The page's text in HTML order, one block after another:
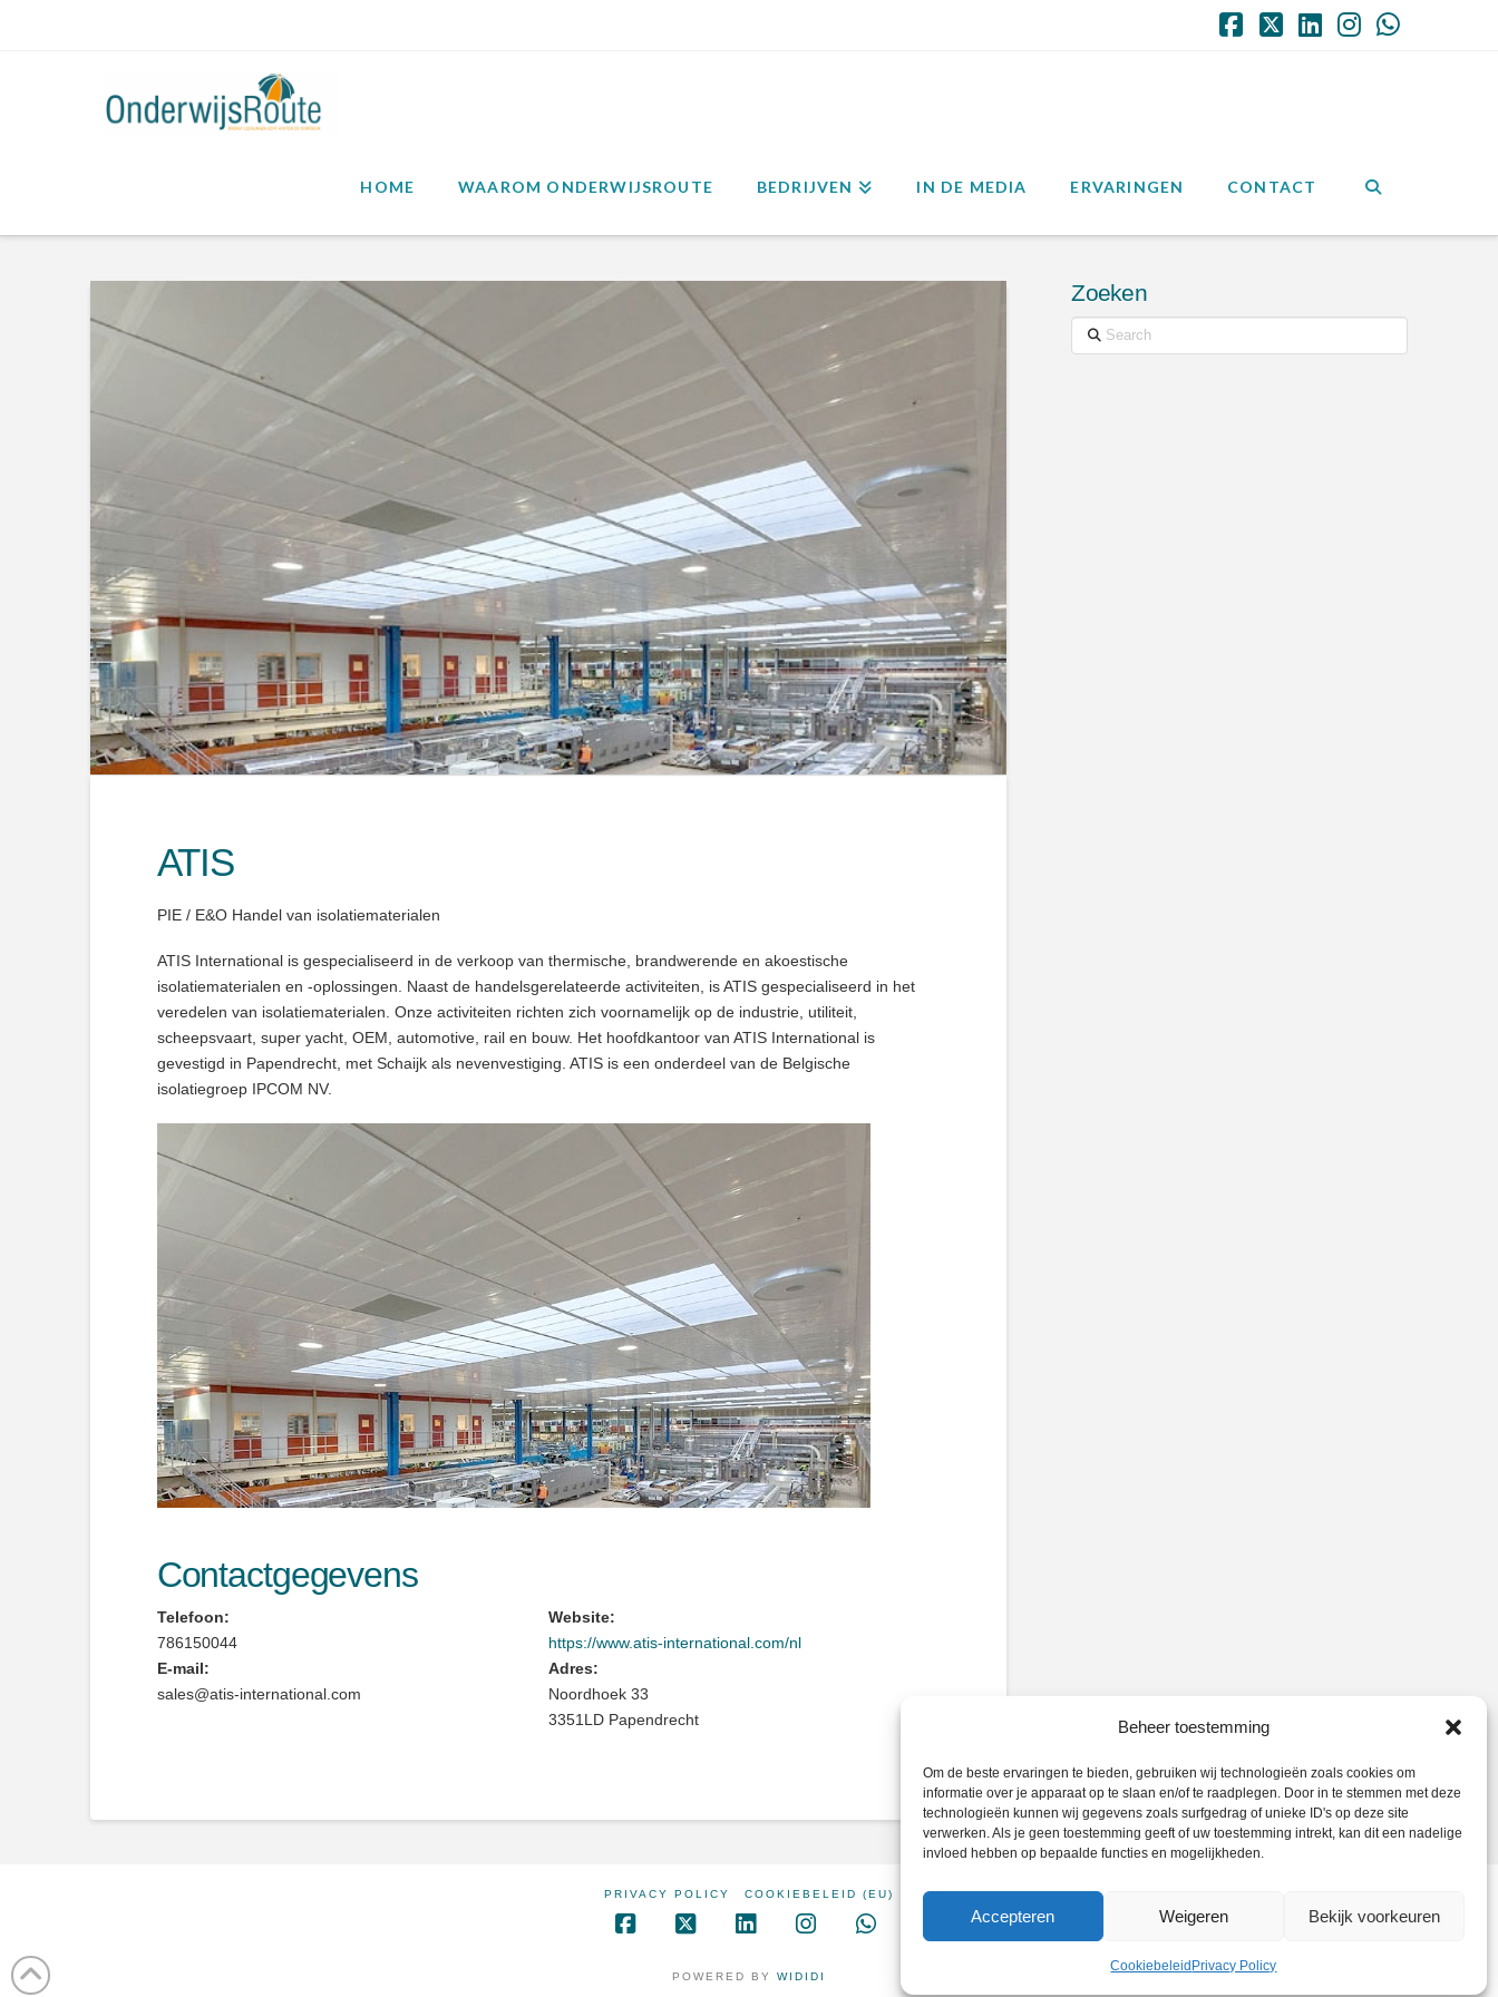
Beheer toestemming
Om de beste ervaringen te bieden, gebruiken wij technologieën zoals cookies om
informatie over je apparaat op te slaan en/of te raadplegen. Door in te stemmen met deze
technologieën kunnen wij gegevens zoals surfgedrag of unieke ID's op deze site
verwerken. Als je geen toestemming geeft of uw toestemming intrekt, kan dit een nadelige
invloed hebben op bepaalde functies en mogelijkheden.
Accepteren Weigeren Bekijk voorkeuren
Cookiebeleid Privacy Policy
HOME WAAROM ONDERWIJSROUTE BEDRIJVEN IN DE MEDIA ERVARINGEN CONTACT
ATIS
PIE / E&O Handel van isolatiematerialen
ATIS International is gespecialiseerd in de verkoop van thermische, brandwerende en akoestische
isolatiematerialen en -oplossingen. Naast de handelsgerelateerde activiteiten, is ATIS gespecialiseerd in het
veredelen van isolatiematerialen. Onze activiteiten richten zich voornamelijk op de industrie, utiliteit,
scheepsvaart, super yacht, OEM, automotive, rail en bouw. Het hoofdkantoor van ATIS International is
gevestigd in Papendrecht, met Schaijk als nevenvestiging. ATIS is een onderdeel van de Belgische
isolatiegroep IPCOM NV.
Contactgegevens
Telefoon:
786150044
E-mail:
sales@atis-international.com
Website:
https://www.atis-international.com/nl
Adres:
Noordhoek 33
3351LD Papendrecht
Zoeken
Search
PRIVACY POLICY COOKIEBELEID (EU)
Whatsapp
POWERED BY WIDIDI